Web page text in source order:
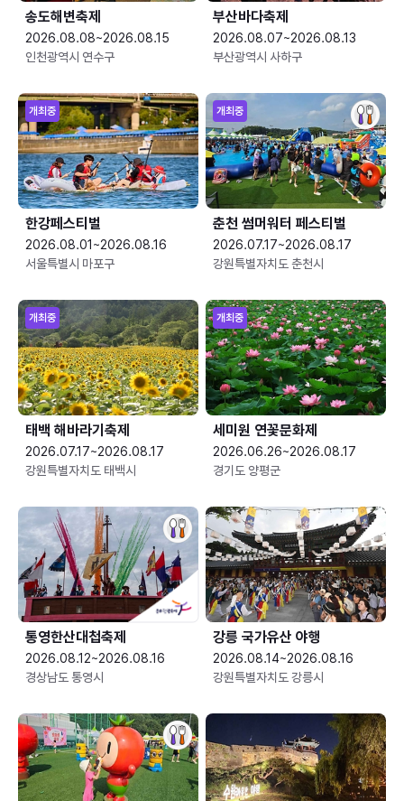
송도해변축제
2026.08.08~2026.08.15
인천광역시 연수구
부산바다축제
2026.08.07~2026.08.13
부산광역시 사하구
개최중
한강페스티벌
2026.08.01~2026.08.16
서울특별시 마포구
개최중
춘천 썸머워터 페스티벌
2026.07.17~2026.08.17
강원특별자치도 춘천시
개최중
태백 해바라기축제
2026.07.17~2026.08.17
강원특별자치도 태백시
개최중
세미원 연꽃문화제
2026.06.26~2026.08.17
경기도 양평군
통영한산대첩축제
2026.08.12~2026.08.16
경상남도 통영시
강릉 국가유산 야행
2026.08.14~2026.08.16
강원특별자치도 강릉시